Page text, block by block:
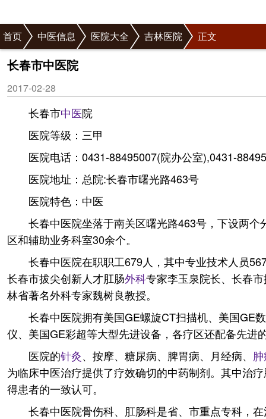
首页 中医信息 医院大全 吉林医院 正文
长春市中医院
2017-02-28
长春市中医院
医院等级：三甲
医院电话：0431-88495007(院办公室),0431-
医院地址：总院:长春市曙光路463号
医院特色：中医
长春中医院坐落于南关区曙光路463号，下设两
区和辅助业务科室30余个。
长春中医院在职职工679人，其中专业技术人员
长春市拔尖创新人才肛肠外科专家李玉泉院长、长春
林省著名外科专家魏树良教授。
长春中医院拥有美国GE螺旋CT扫描机、美国GE
仪、美国GE彩超等大型先进设备，各疗区还配备先进
医院的针灸、按摩、糖尿病、脾胃病、月经病、
为临床中医治疗提供了疗效确切的中药制剂。其中治
得患者的一致认可。
长春中医院骨伤科、肛肠科是省、市重点专科，